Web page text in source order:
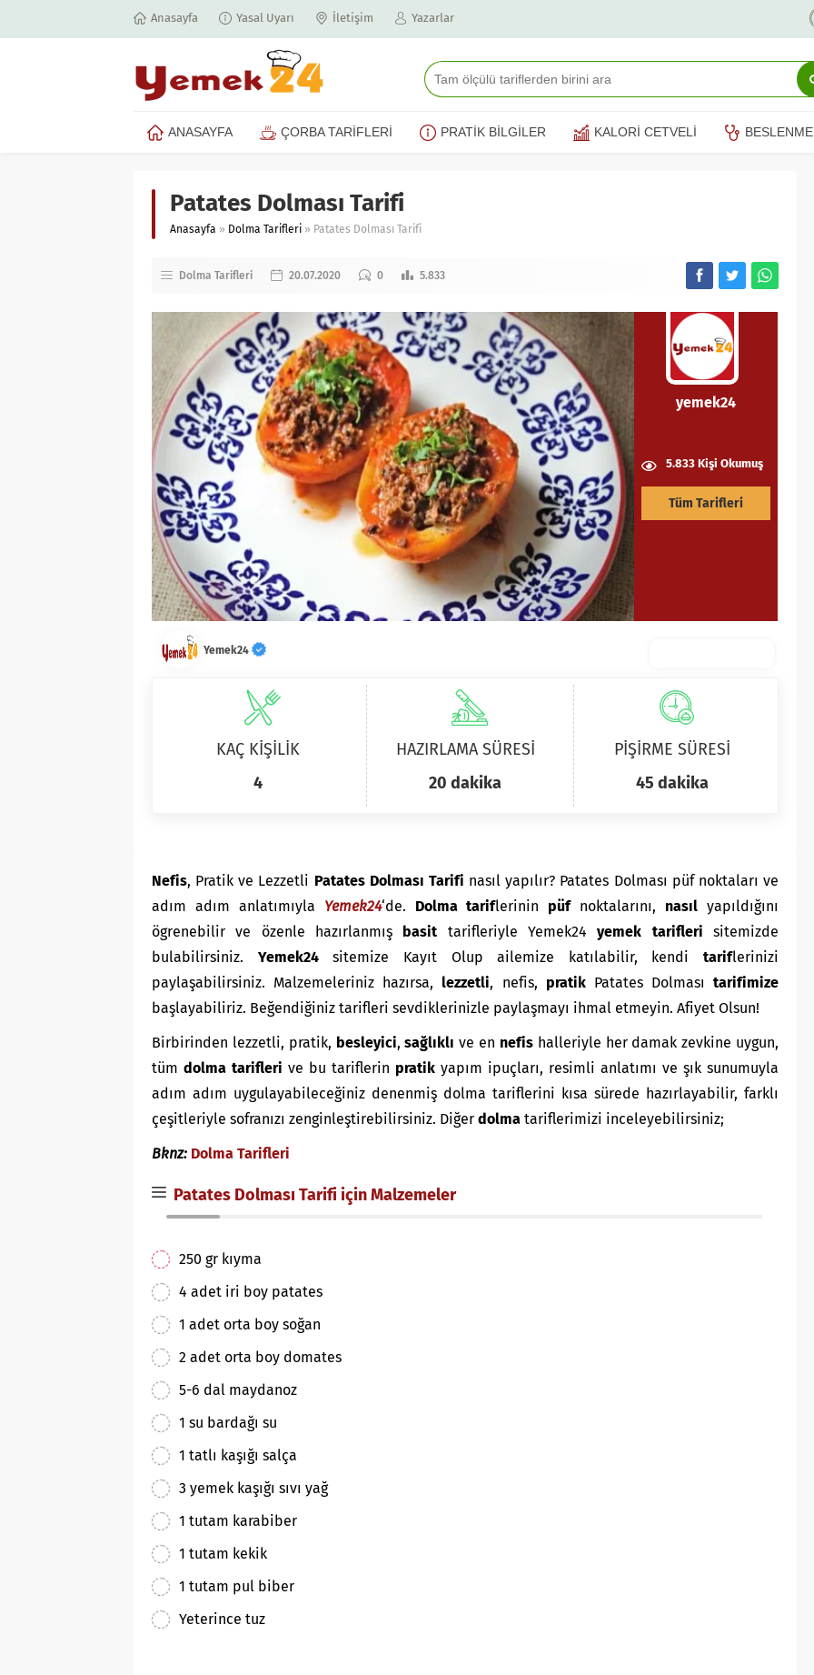
Anasayfa Yasal Uyarı İletişim Yazarlar
ANASAYFA ÇORBA TARİFLERİ PRATİK BİLGİLER KALORİ CETVELİ BESLENME
Patates Dolması Tarifi
Anasayfa » Dolma Tarifleri » Patates Dolması Tarifi
Dolma Tarifleri 20.07.2020 0 5.833
yemek24
5.833 Kişi Okumuş
Tüm Tarifleri
Yemek24
KAÇ KİŞİLİK
4
HAZIRLAMA SÜRESİ
20 dakika
PİŞİRME SÜRESİ
45 dakika
Nefis, Pratik ve Lezzetli Patates Dolması Tarifi nasıl yapılır? Patates Dolması püf noktaları ve
adım adım anlatımıyla Yemek24‘de. Dolma tariflerinin püfnoktalarını, nasıl yapıldığını
ögrenebilir ve özenle hazırlanmış basittarifleriyle Yemek24yemek tariflerisitemizde
bulabilirsiniz. Yemek24sitemize Kayıt Olup ailemize katılabilir, kendi tariflerinizi
paylaşabilirsiniz. Malzemeleriniz hazırsa,lezzetli, nefis, pratik Patates Dolması tarifimize
başlayabiliriz. Beğendiğiniz tarifleri sevdiklerinizle paylaşmayı ihmal etmeyin. Afiyet Olsun!
Birbirinden lezzetli, pratik, besleyici,sağlıklı ve en nefishalleriyle her damak zevkine uygun,
tüm dolma tarifleri ve bu tariflerin pratik yapım ipuçları, resimli anlatımı ve şık sunumuyla
adım adım uygulayabileceğiniz denenmiş dolma tariflerini kısa sürede hazırlayabilir, farklı
çeşitleriyle sofranızı zenginleştirebilirsiniz. Diğer dolma tariflerimizi inceleyebilirsiniz;
Bknz: Dolma Tarifleri
Patates Dolması Tarifi için Malzemeler
250 gr kıyma
4 adet iri boy patates
1 adet orta boy soğan
2 adet orta boy domates
5-6 dal maydanoz
1 su bardağı su
1 tatlı kaşığı salça
3 yemek kaşığı sıvı yağ
1 tutam karabiber
1 tutam kekik
1 tutam pul biber
Yeterince tuz